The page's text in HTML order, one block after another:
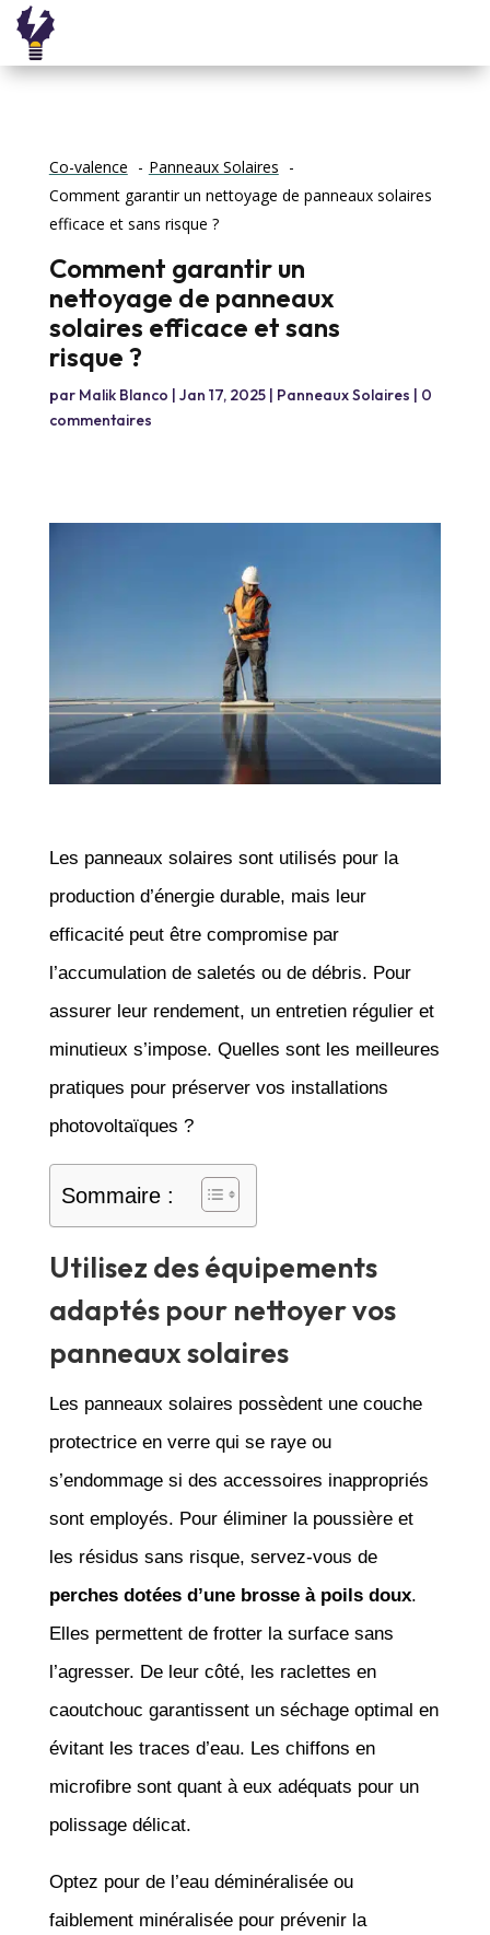
Co-valence
Panneaux Solaires
Comment garantir un nettoyage de panneaux solaires
efficace et sans risque ?
Comment garantir un
nettoyage de panneaux
solaires efficace et sans
risque ?
par Malik Blanco | Jan 17, 2025| Panneaux Solaires | 0
commentaires
Les panneaux solaires sont utilisés pour la
production d’énergie durable, mais leur
efficacité peut être compromise par
l’accumulation de saletés ou de débris. Pour
assurer leur rendement, un entretien régulier et
minutieux s’impose. Quelles sont les meilleures
pratiques pour préserver vos installations
photovoltaïques ?
Sommaire :
Utilisez des équipements
adaptés pour nettoyer vos
panneaux solaires
Les panneaux solaires possèdent une couche
protectrice en verre qui se raye ou
s’endommage si des accessoires inappropriés
sont employés. Pour éliminer la poussière et
les résidus sans risque, servez-vous de
perches dotées d’une brosse à poils doux.
Elles permettent de frotter la surface sans
l’agresser. De leur côté, les raclettes en
caoutchouc garantissent un séchage optimal en
évitant les traces d’eau. Les chiffons en
microfibre sont quant à eux adéquats pour un
polissage délicat.
Optez pour de l’eau déminéralisée ou
faiblement minéralisée pour prévenir la